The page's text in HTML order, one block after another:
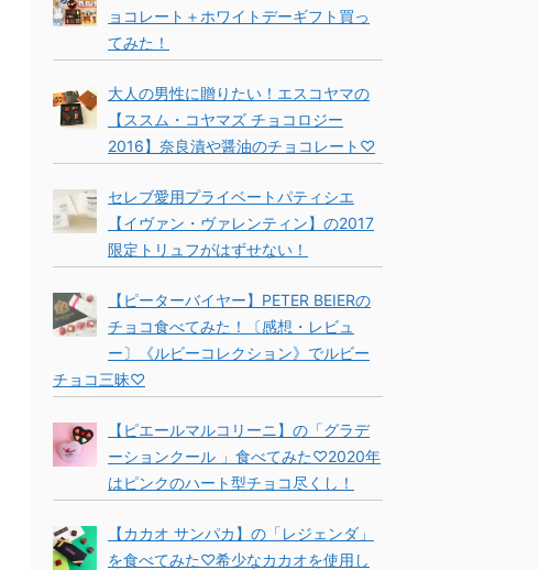
ョコレート＋ホワイトデーギフト買っ
てみた！
大人の男性に贈りたい！エスコヤマの
【ススム・コヤマズ チョコロジー
2016】奈良漬や醤油のチョコレート♡
セレブ愛用プライベートパティシエ
【イヴァン・ヴァレンティン】の2017
限定トリュフがはずせない！
【ピーターバイヤー】PETER BEIERの
チョコ食べてみた！〔感想・レビュ
ー〕《ルビーコレクション》でルビー
チョコ三昧♡
【ピエールマルコリーニ】の「グラデ
ーションクール 」食べてみた♡2020年
はピンクのハート型チョコ尽くし！
【カカオ サンパカ】の「レジェンダ」
を食べてみた♡希少なカカオを使用し